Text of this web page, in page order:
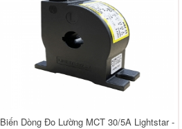
Biến Dòng Đo Lường MCT 30/5A Lightstar -